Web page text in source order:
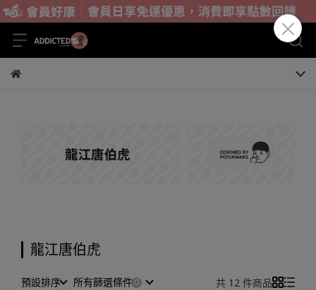
龍江唐伯虎
預設排序 所有篩選條件 共 12 件商品